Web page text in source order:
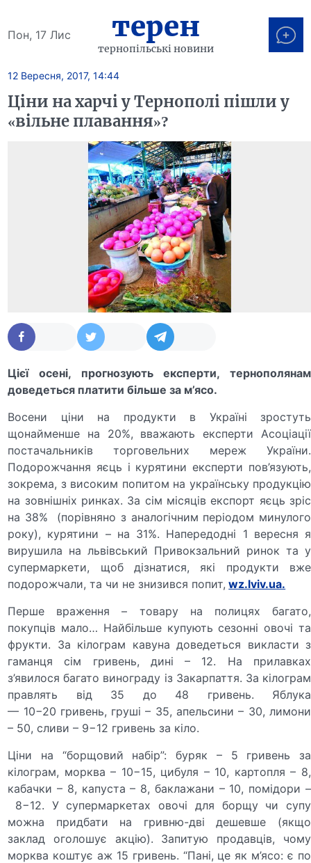
Пон, 17 Лис терен
тернопільські новини
12 Вересня, 2017, 14:44
Ціни на харчі у Тернополі пішли у
«вільне плавання»?
Цієї осені, прогнозують експерти, тернополянам
доведеться платити більше за м’ясо.
Восени ціни на продукти в Україні зростуть
щонайменше на 20%, вважають експерти Асоціації
постачальників торговельних мереж України.
Подорожчання яєць і курятини експерти пов’язують,
зокрема, з високим попитом на українську продукцію
на зовнішніх ринках. За сім місяців експорт яєць зріс
на 38% (порівняно з аналогічним періодом минулого
року), курятини – на 31%. Напередодні 1 вересня я
вирушила на львівський Привокзальний ринок та у
супермаркети, щоб дізнатися, які продукти вже
подорожчали, та чи не знизився попит, wz.lviv.ua.
Перше враження – товару на полицях багато,
покупців мало… Найбільше купують сезонні овочі та
фрукти. За кілограм кавуна доведеться викласти з
гаманця сім гривень, дині – 12. На прилавках
з’явилося багато винограду із Закарпаття. За кілограм
правлять від 35 до 48 гривень. Яблука
— 10−20 гривень, груші – 35, апельсини – 30, лимони
– 50, сливи – 9−12 гривень за кіло.
Ціни на “борщовий набір”: буряк – 5 гривень за
кілограм, морква – 10−15, цибуля – 10, картопля – 8,
кабачки – 8, капуста – 8, баклажани – 10, помідори –
8−12. У супермаркетах овочі для борщу чи супу
можна придбати на гривню-дві дешевше (якщо
заклад оголошує акцію). Запитую продавців, чому
морква коштує аж 15 гривень. “Пані, це як м’ясо: є по